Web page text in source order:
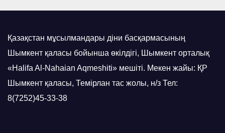
Қазақстан мұсылмандары діни басқармасының
Шымкент қаласы бойынша өкілдігі, Шымкент орталық
«Halifa Al-Nahaian Aqmeshiti» мешіті. Мекен жайы: ҚР
Шымкент қаласы, Темірлан тас жолы, н/з Тел:
8(7252)45-33-38